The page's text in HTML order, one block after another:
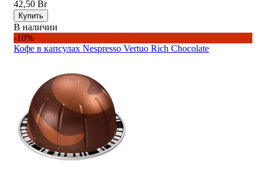
42,50 Br
Купить
В наличии
-10%
Кофе в капсулах Nespresso Vertuo Rich Chocolate